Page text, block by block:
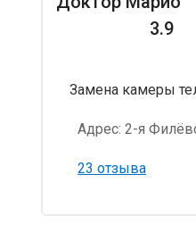
3.9
Замена камеры
Адрес: 2-я
23 отзыва